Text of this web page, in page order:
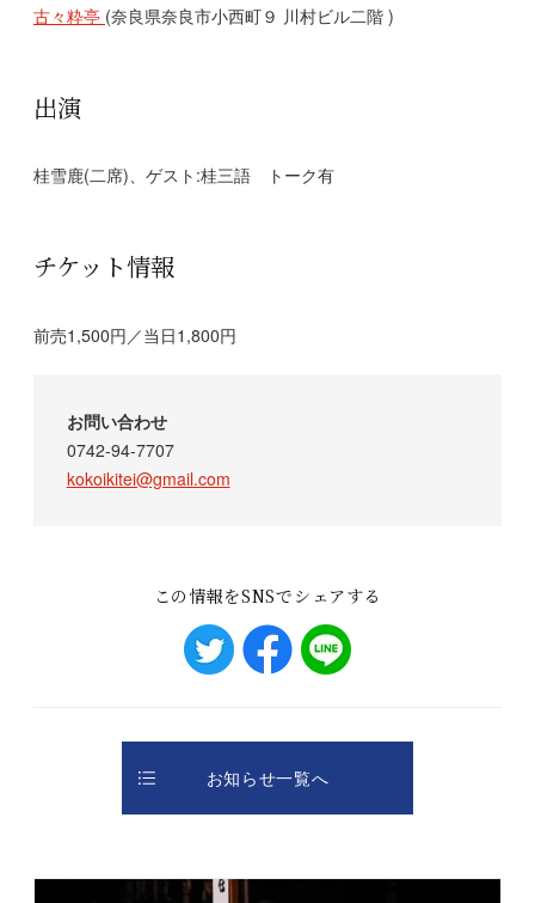
古々粋亭 (奈良県奈良市小西町９ 川村ビル二階 )
出演
桂雪鹿(二席)、ゲスト:桂三語 トーク有
チケット情報
前売1,500円／当日1,800円
お問い合わせ
0742-94-7707
kokoikitei@gmail.com
この情報をSNSでシェアする
お知らせ一覧へ